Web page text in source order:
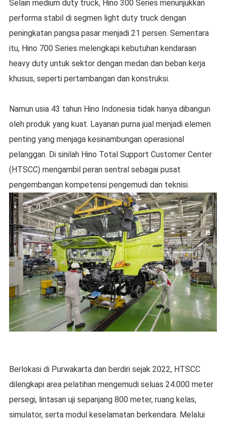
Selain medium duty truck, Hino 300 Series menunjukkan
performa stabil di segmen light duty truck dengan
peningkatan pangsa pasar menjadi 21 persen. Sementara
itu, Hino 700 Series melengkapi kebutuhan kendaraan
heavy duty untuk sektor dengan medan dan beban kerja
khusus, seperti pertambangan dan konstruksi.
Namun usia 43 tahun Hino Indonesia tidak hanya dibangun
oleh produk yang kuat. Layanan purna jual menjadi elemen
penting yang menjaga kesinambungan operasional
pelanggan. Di sinilah Hino Total Support Customer Center
(HTSCC) mengambil peran sentral sebagai pusat
pengembangan kompetensi pengemudi dan teknisi.
Berlokasi di Purwakarta dan berdiri sejak 2022, HTSCC
dilengkapi area pelatihan mengemudi seluas 24.000 meter
persegi, lintasan uji sepanjang 800 meter, ruang kelas,
simulator, serta modul keselamatan berkendara. Melalui